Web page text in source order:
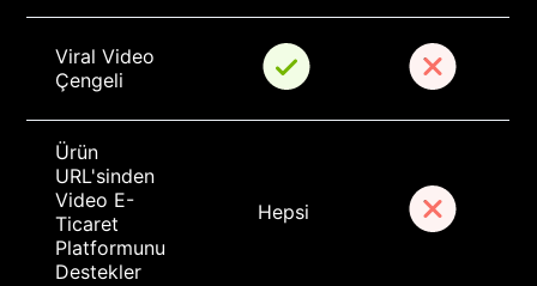
Viral Video
Çengeli
Ürün
URL'sinden
Video E-
Ticaret
Platformunu
Destekler
Hepsi